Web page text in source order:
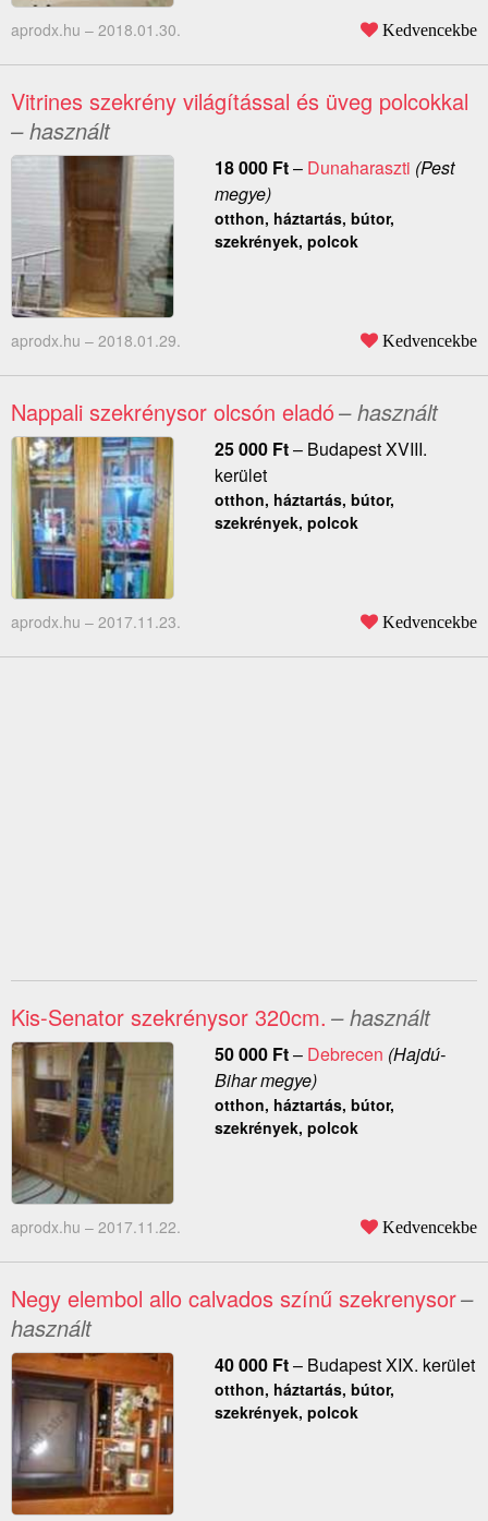
aprodx.hu – 2018.01.30. Kedvencekbe
Vitrines szekrény világítással és üveg polcokkal
– használt
18 000 Ft– Dunaharaszti (Pest
megye)
otthon, háztartás, bútor,
szekrények, polcok
aprodx.hu – 2018.01.29. Kedvencekbe
Nappali szekrénysor olcsón eladó– használt
25 000 Ft– Budapest XVIII.
kerület
otthon, háztartás, bútor,
szekrények, polcok
aprodx.hu – 2017.11.23. Kedvencekbe
Kis-Senator szekrénysor 320cm. – használt
50 000 Ft– Debrecen (Hajdú-
Bihar megye)
otthon, háztartás, bútor,
szekrények, polcok
aprodx.hu – 2017.11.22. Kedvencekbe
Negy elembol allo calvados színű szekrenysor–
használt
40 000 Ft– Budapest XIX. kerület
otthon, háztartás, bútor,
szekrények, polcok